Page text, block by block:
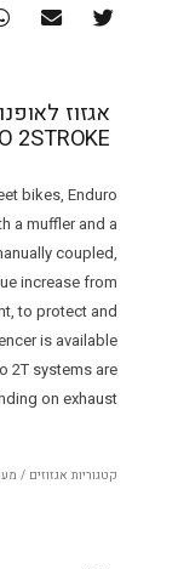
2STROKE
bikes, Enduro
a muffler and a
coupled,
increase from
to protect and
is available
2T systems are
on exhaust.
קטגוריות אגזוזים /